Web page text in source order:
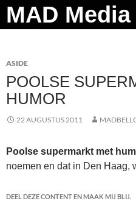
Ga
naar
Zoeken
ASIDE
POOLSE
HUMOR
22 AUGUSTUS 2011
Poolse supermarkt met
noemen en dat in Den Haag,
DEEL DEZE CONTENT EN MAAK MIJ BLIJ.